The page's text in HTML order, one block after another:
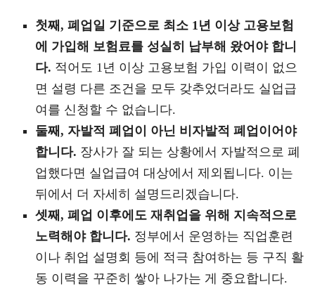
첫째, 폐업일 기준으로 최소 1년 이상 고용보험
에 가입해 보험료를 성실히 납부해 왔어야 합니
다. 적어도 1년 이상 고용보험 가입 이력이 없으
면 설령 다른 조건을 모두 갖추었더라도 실업급
여를 신청할 수 없습니다.
둘째, 자발적 폐업이 아닌 비자발적 폐업이어야
합니다. 장사가 잘 되는 상황에서 자발적으로 폐
업했다면 실업급여 대상에서 제외됩니다. 이는
뒤에서 더 자세히 설명드리겠습니다.
셋째, 폐업 이후에도 재취업을 위해 지속적으로
노력해야 합니다. 정부에서 운영하는 직업훈련
이나 취업 설명회 등에 적극 참여하는 등 구직 활
동 이력을 꾸준히 쌓아 나가는 게 중요합니다.